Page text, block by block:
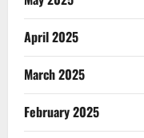
April 2025
March 2025
February 2025